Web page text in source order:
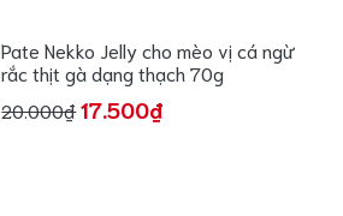
Pate Nekko Jelly cho mèo vị cá ngừ
rắc thịt gà dạng thạch 70g
20.000₫17.500₫